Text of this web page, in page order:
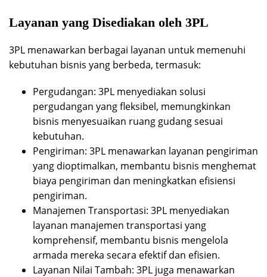
Layanan yang Disediakan oleh 3PL
3PL menawarkan berbagai layanan untuk memenuhi
kebutuhan bisnis yang berbeda, termasuk:
Pergudangan: 3PL menyediakan solusi
pergudangan yang fleksibel, memungkinkan
bisnis menyesuaikan ruang gudang sesuai
kebutuhan.
Pengiriman: 3PL menawarkan layanan pengiriman
yang dioptimalkan, membantu bisnis menghemat
biaya pengiriman dan meningkatkan efisiensi
pengiriman.
Manajemen Transportasi: 3PL menyediakan
layanan manajemen transportasi yang
komprehensif, membantu bisnis mengelola
armada mereka secara efektif dan efisien.
Layanan Nilai Tambah: 3PL juga menawarkan